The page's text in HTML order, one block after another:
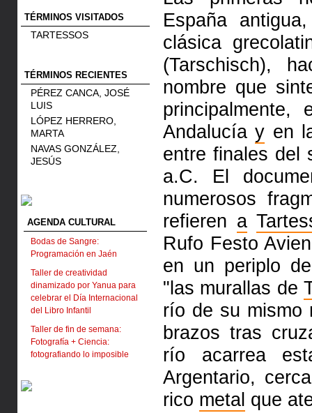
TÉRMINOS VISITADOS
TARTESSOS
TÉRMINOS RECIENTES
PÉREZ CANCA, JOSÉ
LUIS
LÓPEZ HERRERO,
MARTA
NAVAS GONZÁLEZ,
JESÚS
AGENDA CULTURAL
Bodas de Sangre:
Programación en Jaén
Taller de creatividad
dinamizado por Yanua para
celebrar el Día Internacional
del Libro Infantil
Taller de fin de semana:
Fotografía + Ciencia:
fotografiando lo imposible
España
clásica
(Tarschisch),
nombre que
Andalucíay en
entre finales del
a.C. El
numerosos
refieren a
Rufo Festo
en un periplo
"las murallas de
río de su
brazos tras
río acarrea
Argentario,
rico metal que